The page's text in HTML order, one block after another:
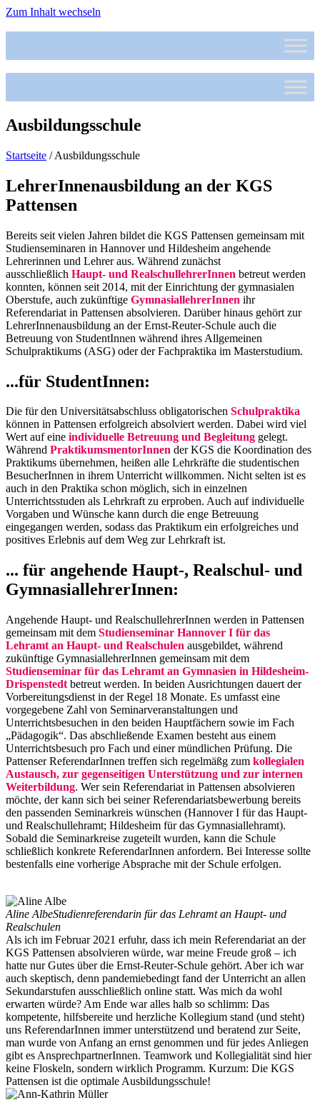
Zum Inhalt wechseln
Ausbildungsschule
Startseite /Ausbildungsschule
LehrerInnenausbildung an der KGS
Pattensen
Bereits seit vielen Jahren bildet die KGS Pattensen gemeinsam mit
Studienseminaren in Hannover und Hildesheim angehende
Lehrerinnen und Lehrer aus. Während zunächst
ausschließlich Haupt- und RealschullehrerInnen betreut werden
konnten, können seit 2014, mit der Einrichtung der gymnasialen
Oberstufe, auch zukünftige GymnasiallehrerInnen ihr
Referendariat in Pattensen absolvieren. Darüber hinaus gehört zur
LehrerInnenausbildung an der Ernst-Reuter-Schule auch die
Betreuung von StudentInnen während ihres Allgemeinen
Schulpraktikums (ASG) oder der Fachpraktika im Masterstudium.
...für StudentInnen:
Die für den Universitätsabschluss obligatorischen Schulpraktika
können in Pattensen erfolgreich absolviert werden. Dabei wird viel
Wert auf eine individuelle Betreuung und Begleitung gelegt.
Während PraktikumsmentorInnen der KGS die Koordination des
Praktikums übernehmen, heißen alle Lehrkräfte die studentischen
BesucherInnen in ihrem Unterricht willkommen. Nicht selten ist es
auch in den Praktika schon möglich, sich in einzelnen
Unterrichtsstuden als Lehrkraft zu erproben. Auch auf individuelle
Vorgaben und Wünsche kann durch die enge Betreuung
eingegangen werden, sodass das Praktikum ein erfolgreiches und
positives Erlebnis auf dem Weg zur Lehrkraft ist.
... für angehende Haupt-, Realschul- und
GymnasiallehrerInnen:
Angehende Haupt- und RealschullehrerInnen werden in Pattensen
gemeinsam mit dem Studienseminar Hannover I für das
Lehramt an Haupt- und Realschulen ausgebildet, während
zukünftige GymnasiallehrerInnen gemeinsam mit dem
Studienseminar für das Lehramt an Gymnasien in Hildesheim-
Drispenstedt betreut werden. In beiden Ausrichtungen dauert der
Vorbereitungsdienst in der Regel 18 Monate. Es umfasst eine
vorgegebene Zahl von Seminarveranstaltungen und
Unterrichtsbesuchen in den beiden Hauptfächern sowie im Fach
„Pädagogik“. Das abschließende Examen besteht aus einem
Unterrichtsbesuch pro Fach und einer mündlichen Prüfung. Die
Pattenser ReferendarInnen treffen sich regelmäßg zum kollegialen
Austausch, zur gegenseitigen Unterstützung und zur internen
Weiterbildung. Wer sein Referendariat in Pattensen absolvieren
möchte, der kann sich bei seiner Referendariatsbewerbung bereits
den passenden Seminarkreis wünschen (Hannover I für das Haupt-
und Realschullehramt; Hildesheim für das Gymnasiallehramt).
Sobald die Seminarkreise zugeteilt wurden, kann die Schule
schließlich konkrete ReferendarInnen anfordern. Bei Interesse sollte
bestenfalls eine vorherige Absprache mit der Schule erfolgen.
Aline AlbeStudienreferendarin für das Lehramt an Haupt- und
Realschulen
Als ich im Februar 2021 erfuhr, dass ich mein Referendariat an der
KGS Pattensen absolvieren würde, war meine Freude groß – ich
hatte nur Gutes über die Ernst-Reuter-Schule gehört. Aber ich war
auch skeptisch, denn pandemiebedingt fand der Unterricht an allen
Sekundarstufen ausschließlich online statt. Was mich da wohl
erwarten würde? Am Ende war alles halb so schlimm: Das
kompetente, hilfsbereite und herzliche Kollegium stand (und steht)
uns ReferendarInnen immer unterstützend und beratend zur Seite,
man wurde von Anfang an ernst genommen und für jedes Anliegen
gibt es AnsprechpartnerInnen. Teamwork und Kollegialität sind hier
keine Floskeln, sondern wirklich Programm. Kurzum: Die KGS
Pattensen ist die optimale Ausbildungsschule!